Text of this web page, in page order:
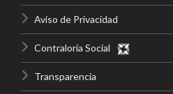
Aviso de Privacidad
Contraloría Social
Transparencia